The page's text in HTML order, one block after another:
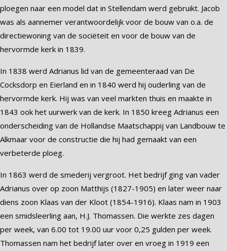
ploegen naar een model dat in Stellendam werd gebruikt. Jacob
was als aannemer verantwoordelijk voor de bouw van o.a. de
directiewoning van de sociëteit en voor de bouw van de
hervormde kerk in 1839.
In 1838 werd Adrianus lid van de gemeenteraad van De
Cocksdorp en Eierland en in 1840 werd hij ouderling van de
hervormde kerk. Hij was van veel markten thuis en maakte in
1843 ook het uurwerk van de kerk. In 1850 kreeg Adrianus een
onderscheiding van de Hollandse Maatschappij van Landbouw te
Alkmaar voor de constructie die hij had gemaakt van een
verbeterde ploeg.
In 1863 werd de smederij vergroot. Het bedrijf ging van vader
Adrianus over op zoon Matthijs (1827-1905) en later weer naar
diens zoon Klaas van der Kloot (1854-1916). Klaas nam in 1903
een smidsleerling aan, H.J. Thomassen. Die werkte zes dagen
per week, van 6.00 tot 19.00 uur voor 0,25 gulden per week.
Thomassen nam het bedrijf later over en vroeg in 1919 een